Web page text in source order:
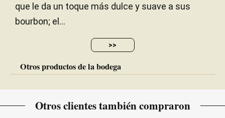
que le da un toque más dulce y suave a sus
bourbon; el...
>>
Otros productos de la bodega
Otros clientes también compraron